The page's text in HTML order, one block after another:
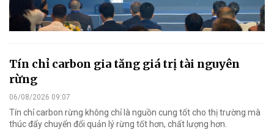
Tín chỉ carbon gia tăng giá trị tài nguyên
rừng
06/08/2026 09:07
Tín chỉ carbon rừng không chỉ là nguồn cung tốt cho thị trường mà
thúc đẩy chuyển đổi quản lý rừng tốt hơn, chất lượng hơn.